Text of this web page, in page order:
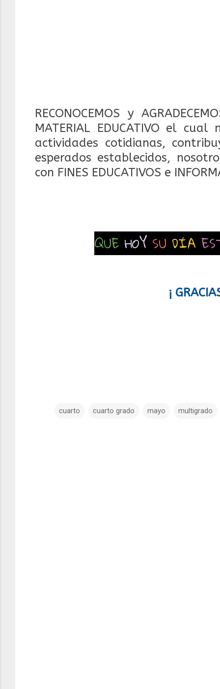
RECONOCEMOS y
MATERIAL EDUCATIVO el
actividades cotidianas,
esperados establecidos,
con FINES EDUCATIVOS e
QUE HOY SU DÍA
¡
cuarto cuarto grado mayo multigrado